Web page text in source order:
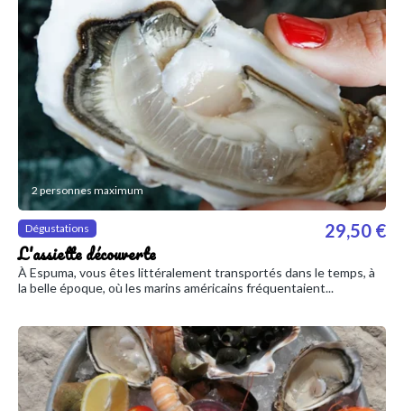
2 personnes maximum
Dégustations
L'assiette découverte
29,50 €
À Espuma, vous êtes littéralement transportés dans le temps, à
la belle époque, où les marins américains fréquentaient...